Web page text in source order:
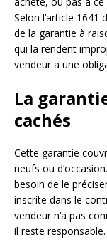
Selon l’article 1641
de la garantie à
qui la rendent
vendeur a une
La
cachés
Cette garantie
neufs ou
besoin de le
inscrite dans le
vendeur n’a pas
il reste responsable.